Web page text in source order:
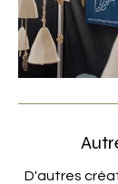
D'autres